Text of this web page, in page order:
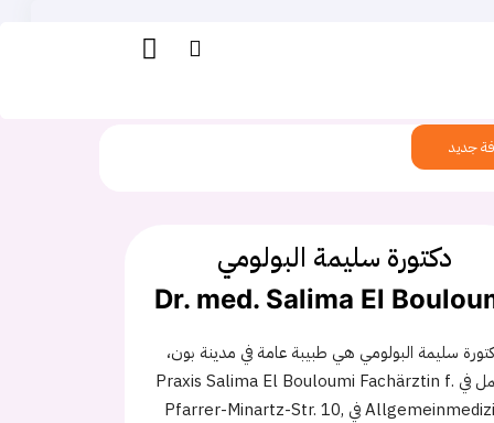
جديد
دكتورة سليمة البولومي
Dr. med. Salima El
سليمة البولومي هي طبيبة عامة في مدينة بون،
وتعمل في Praxis Salima El Bouloumi Fachärztin f.
Allgemeinmedizin في Pfarrer-Minartz-Str. 10,